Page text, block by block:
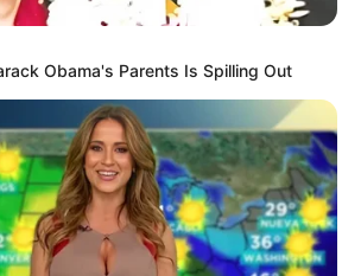
Obama's Parents Is Spilling Out